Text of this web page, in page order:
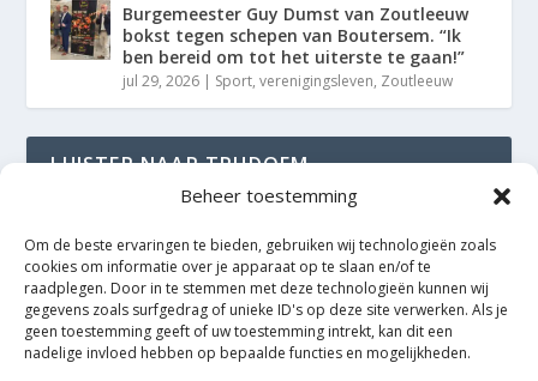
Beheer toestemming
Om de beste ervaringen te bieden, gebruiken wij technologieën zoals
cookies om informatie over je apparaat op te slaan en/of te
raadplegen. Door in te stemmen met deze technologieën kunnen wij
gegevens zoals surfgedrag of unieke ID's op deze site verwerken. Als je
geen toestemming geeft of uw toestemming intrekt, kan dit een
nadelige invloed hebben op bepaalde functies en mogelijkheden.
Burgemeester Guy Dumst van Zoutleeuw
bokst tegen schepen van Boutersem. “Ik
ben bereid om tot het uiterste te gaan!”
jul 29, 2026 | Sport,verenigingsleven, Zoutleeuw
LUISTER NAAR TRUDOFM
TrudoFM